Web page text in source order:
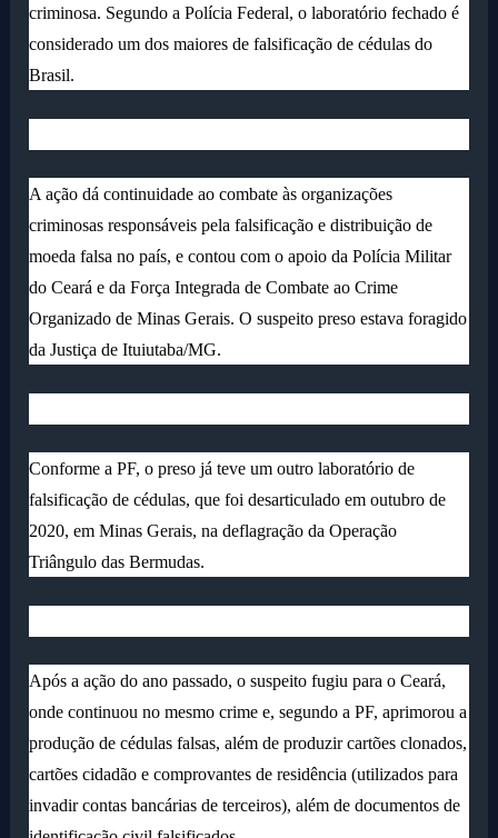
criminosa. Segundo a Polícia Federal, o laboratório fechado é
considerado um dos maiores de falsificação de cédulas do
Brasil.
A ação dá continuidade ao combate às organizações
criminosas responsáveis pela falsificação e distribuição de
moeda falsa no país, e contou com o apoio da Polícia Militar
do Ceará e da Força Integrada de Combate ao Crime
Organizado de Minas Gerais. O suspeito preso estava foragido
da Justiça de Ituiutaba/MG.
Conforme a PF, o preso já teve um outro laboratório de
falsificação de cédulas, que foi desarticulado em outubro de
2020, em Minas Gerais, na deflagração da Operação
Triângulo das Bermudas.
Após a ação do ano passado, o suspeito fugiu para o Ceará,
onde continuou no mesmo crime e, segundo a PF, aprimorou a
produção de cédulas falsas, além de produzir cartões clonados,
cartões cidadão e comprovantes de residência (utilizados para
invadir contas bancárias de terceiros), além de documentos de